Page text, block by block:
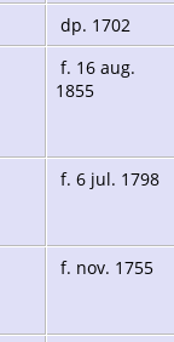
dp. 1702
f. 16 aug.
1855
f. 6 jul. 1798
f. nov. 1755